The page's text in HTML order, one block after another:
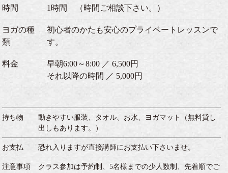
時間 1時間 （時間ご相談下さい。）
ヨガの種
類
初心者のかたも安心のプライベートレッスンで
す。
料金
早朝6:00～8:00 ／ 6,500円
それ以降の時間 ／ 5,000円
持ち物
動きやすい服装、タオル、お水、ヨガマット（無料貸し
出しもあります。）
お支払 恐れ入りますが直接講師にお支払い下さいませ。
注意事項
クラス参加は予約制、5名様までの少人数制、先着順でご